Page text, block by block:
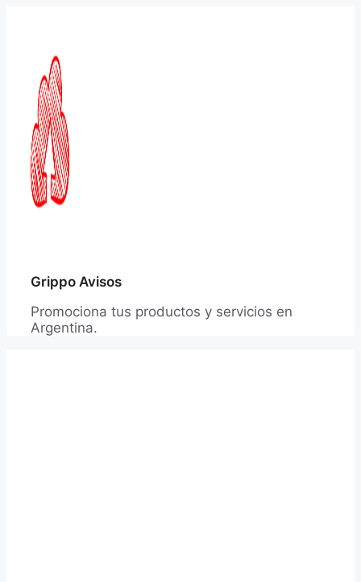
Grippo Avisos
Promociona tus productos y servicios en
Argentina.